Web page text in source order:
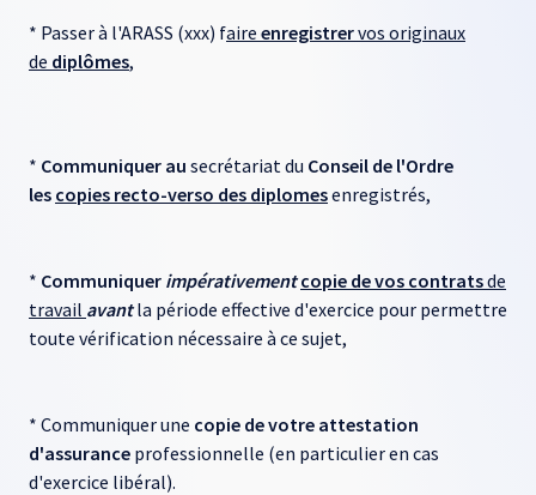
* Passer à l'ARASS (xxx) faire enregistrervos originaux
de diplômes,
* Communiquer au secrétariat du Conseil de l'Ordre
les copies recto-verso des diplomesenregistrés,
* Communiquer impérativementcopie de vos contratsde
travail avantla période effective d'exercice pour permettre
toute vérification nécessaire à ce sujet,
* Communiquer une copie de votre attestation
d'assurance professionnelle (en particulier en cas
d'exercice libéral).